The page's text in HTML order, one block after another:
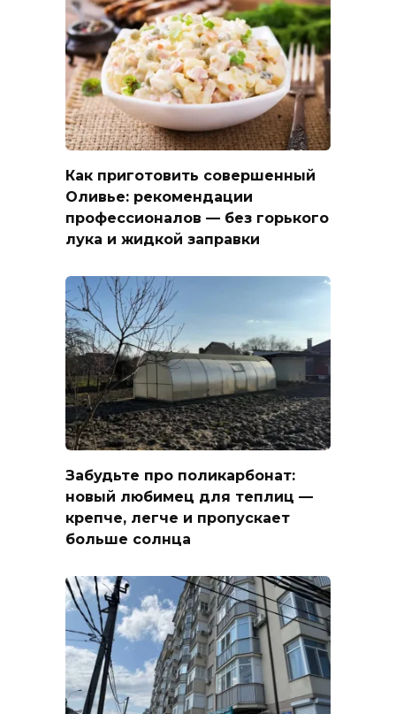
Как приготовить совершенный
Оливье: рекомендации
профессионалов — без горького
лука и жидкой заправки
Забудьте про поликарбонат:
новый любимец для теплиц —
крепче, легче и пропускает
больше солнца